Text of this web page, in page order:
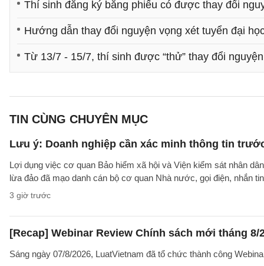
Thí sinh đăng ký bằng phiếu có được thay đổi
Hướng dẫn thay đổi nguyện vọng xét tuyển đại
Từ 13/7 - 15/7, thí sinh được “thử” thay đổi
TIN CÙNG CHUYÊN MỤC
Lưu ý: Doanh nghiệp cần xác minh thông tin
Lợi dụng việc cơ quan Bảo hiểm xã hội và Viện kiểm sát nhân
lừa đảo đã mạo danh cán bộ cơ quan Nhà nước, gọi điện, nhắn
3 giờ trước
[Recap] Webinar Review Chính sách mới tháng
Sáng ngày 07/8/2026, LuatVietnam đã tổ chức thành công